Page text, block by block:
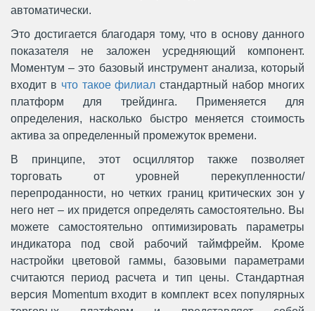
автоматически.
Это достигается благодаря тому, что в основу данного
показателя не заложен усредняющий компонент.
Моментум – это базовый инструмент анализа, который
входит в что такое филиал стандартный набор многих
платформ для трейдинга. Применяется для
определения, насколько быстро меняется стоимость
актива за определенный промежуток времени.
В принципе, этот осциллятор также позволяет
торговать от уровней перекупленности/
перепроданности, но четких границ критических зон у
него нет – их придется определять самостоятельно. Вы
можете самостоятельно оптимизировать параметры
индикатора под свой рабочий таймфрейм. Кроме
настройки цветовой гаммы, базовыми параметрами
считаются период расчета и тип цены. Стандартная
версия Momentum входит в комплект всех популярных